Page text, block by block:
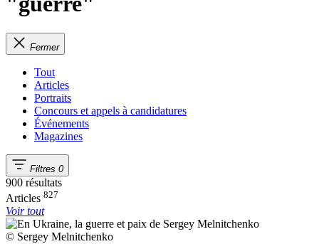
Fermer
Tout
Articles
Portraits
Concours et appels à candidatures
Événements
Magazines
Filtres 0
900 résultats
Articles 827
Voir tout
© Sergey Melnitchenko